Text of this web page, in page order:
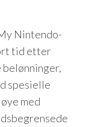
Nintendo-
tid etter
spesielle
med